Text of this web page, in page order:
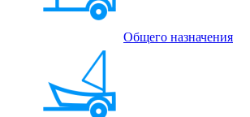
Общего назначения